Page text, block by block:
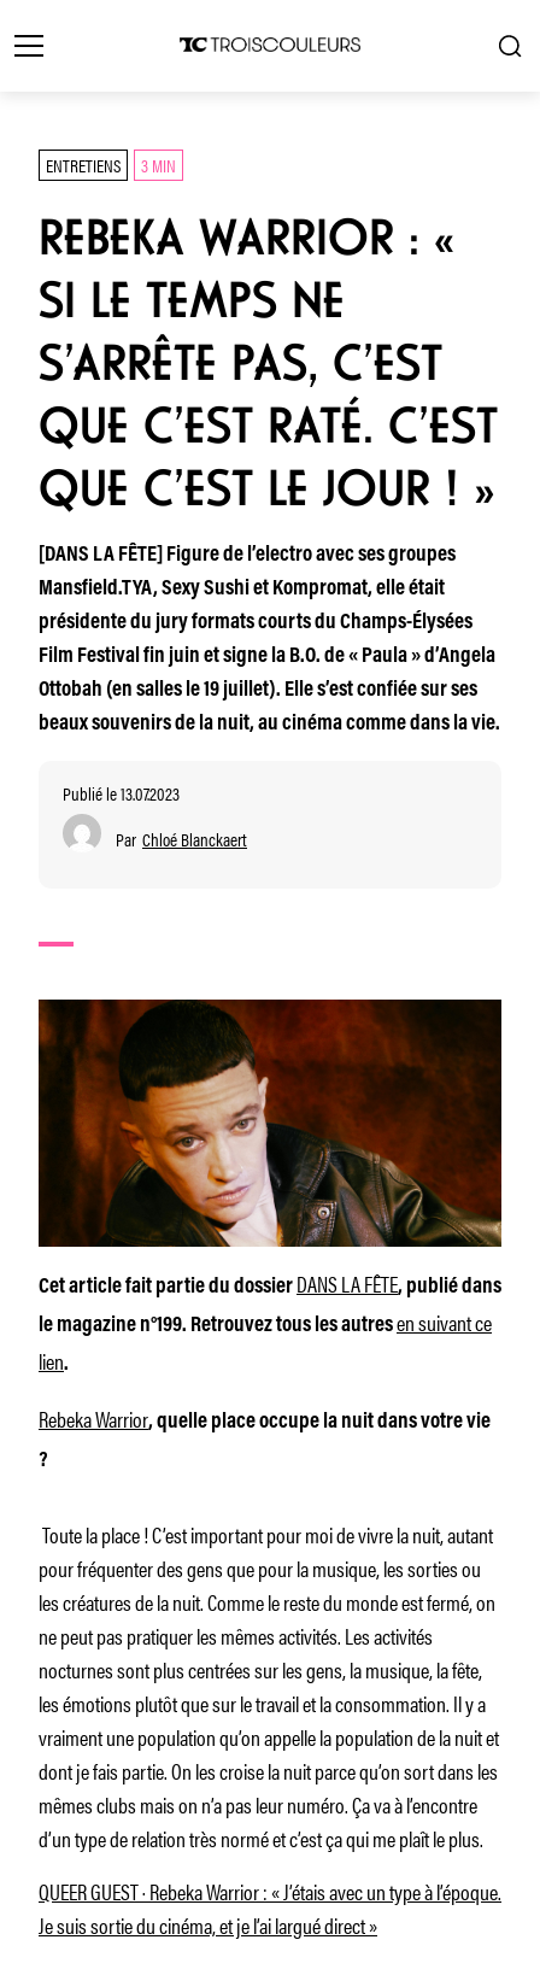
ENTRETIENS 3 MIN
REBEKA WARRIOR : «
SI LE TEMPS NE
S’ARRÊTE PAS, C’EST
QUE C’EST RATÉ. C’EST
QUE C’EST LE JOUR ! »
[DANS LA FÊTE] Figure de l’electro avec ses groupes
Mansfield.TYA, Sexy Sushi et Kompromat, elle était
présidente du jury formats courts du Champs-Élysées
Film Festival fin juin et signe la B.O. de « Paula » d’Angela
Ottobah (en salles le 19 juillet). Elle s’est confiée sur ses
beaux souvenirs de la nuit, au cinéma comme dans la vie.
Publié le 13.07.2023
Par Chloé Blanckaert
Cet article fait partie du dossier DANS LA FÊTE, publié dans
le magazine n°199. Retrouvez tous les autresen suivant ce
lien.
Rebeka Warrior, quelle place occupe la nuit dans votre vie
?
Toute la place ! C’est important pour moi de vivre la nuit, autant
pour fréquenter des gens que pour la musique, les sorties ou
les créatures de la nuit. Comme le reste du monde est fermé, on
ne peut pas pratiquer les mêmes activités. Les activités
nocturnes sont plus centrées sur les gens, la musique, la fête,
les émotions plutôt que sur le travail et la consommation. Il y a
vraiment une population qu’on appelle la population de la nuit et
dont je fais partie. On les croise la nuit parce qu’on sort dans les
mêmes clubs mais on n’a pas leur numéro. Ça va à l’encontre
d’un type de relation très normé et c’est ça qui me plaît le plus.
QUEER GUEST · Rebeka Warrior : « J’étais avec un type à l’époque.
Je suis sortie du cinéma, et je l’ai largué direct »